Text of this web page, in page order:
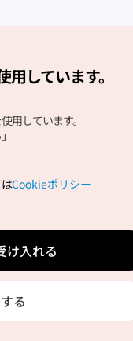
All Rights
しています。
用しています。
Cookieポリシー
け入れる
る